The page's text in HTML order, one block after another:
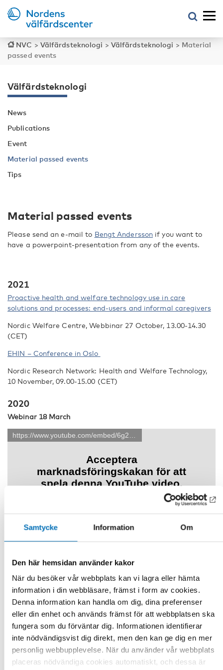
Samtycke Information Om
Den här hemsidan använder kakor
När du besöker vår webbplats kan vi lagra eller hämta
information i din webbläsare, främst i form av cookies.
Denna information kan handla om dig, dina preferenser
eller din enhet och används främst för att webbplatsen ska
fungera som du förväntar dig. Informationen identifierar
inte nödvändigsvist dig direkt, men den kan ge dig en mer
personlig webbupplevelse. När du använder vår webbplats
placeras nödvändiga cookies automatiskt, och dessa är
NVC > Välfärdsteknologi > Välfärdsteknologi > Material
passed events
Välfärdsteknologi
News
Publications
Event
Material passed events
Tips
Material passed events
Please send an e-mail to Bengt Andersson if you want to
have a powerpoint-presentation from any of the events.
2021
Proactive health and welfare technology use in care
solutions and processes: end-users and informal caregivers
Nordic Welfare Centre, Webbinar 27 October, 13.00-14.30
(CET)
EHIN – Conference in Oslo
Nordic Research Network: Health and Welfare Technology,
10 November, 09.00-15.00 (CET)
2020
Webinar 18 March
young adults with intellectual disabilities. (Nordic Welfare
Webinar 18 February 2020